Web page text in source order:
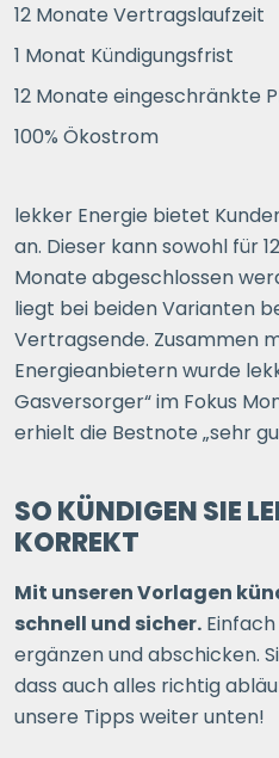
12 Monate Vertragslaufzeit
1 Monat Kündigungsfrist
12 Monate eingeschränkte
100% Ökostrom
lekker Energie bietet
an. Dieser kann sowohl für
Monate abgeschlossen
liegt bei beiden Varianten
Vertragsende. Zusammen
Energieanbietern wurde
Gasversorger“ im Fokus
erhielt die Bestnote „sehr
SO KÜNDIGEN SIE
KORREKT
Mit unseren Vorlagen
schnell und sicher.
ergänzen und abschicken.
dass auch alles richtig
unsere Tipps weiter unten!